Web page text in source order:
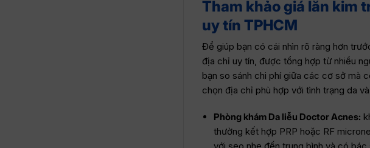
Tham khảo giá lăn kim
uy tín TPHCM
Để giúp bạn có cái nhìn rõ ràng hơn
địa chỉ uy tín, được tổng hợp từ nhiều
bạn so sánh chi phí giữa các cơ sở mà
chọn địa chỉ phù hợp với tình trạng da
Phòng khám Da liễu Doctor Acnes:
thường kết hợp PRP hoặc RF